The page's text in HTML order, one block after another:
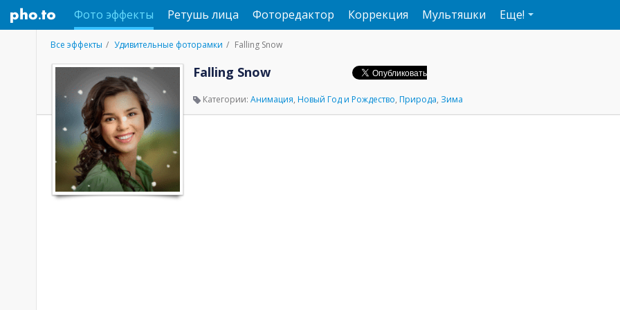
Фото эффекты Ретушь лица Фоторедактор Коррекция Мультяшки Еще!
Все эффекты Удивительные фоторамки Falling Snow
Falling Snow
Категории: Анимация, Новый Год и Рождество, Природа, Зима